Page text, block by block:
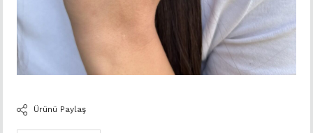
Ürünü Paylaş